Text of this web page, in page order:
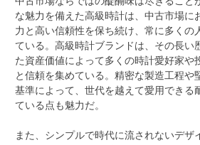
な魅力を備えた高級時計は、中古市場に
力と高い信頼性を保ち続け、常に多くの
ている。高級時計ブランドは、その長い
た資産価値によって多くの時計愛好家や
と信頼を集めている。精密な製造工程や
基準によって、世代を越えて愛用できる
ている点も魅力だ。
また、シンプルで時代に流されないデザ